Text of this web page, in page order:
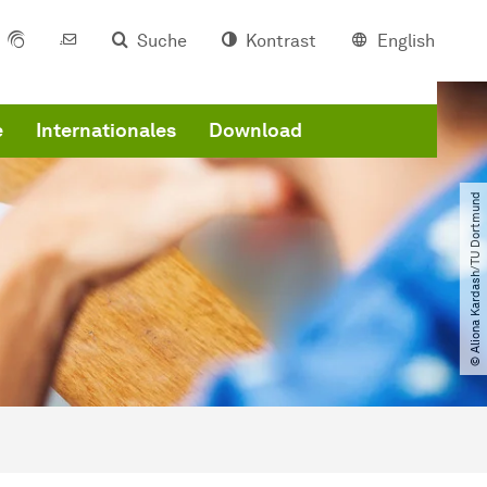
Suche Kontrast English
Internationales Download
© Aliona Kardash​/​TU Dortmund